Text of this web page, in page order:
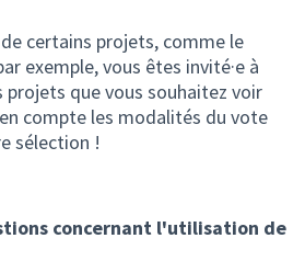
certains projets, comme le
exemple, vous êtes invité·e à
que vous souhaitez voir
compte les modalités du vote
sélection !
concernant l'utilisation de